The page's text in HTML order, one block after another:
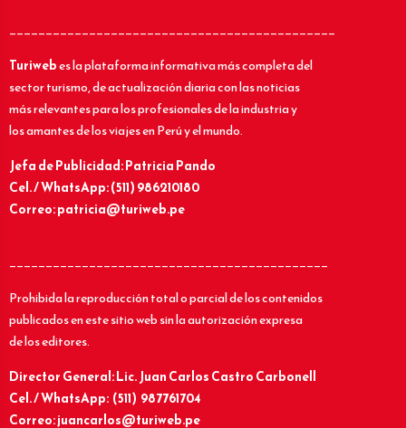
_____________________________________________
Turiwebes la plataforma informativa más completa del
sector turismo, de actualización diaria con las noticias
más relevantes para los profesionales de la industria y
los amantes de los viajes en Perú y el mundo.
Jefa de Publicidad: Patricia Pando
Cel. / WhatsApp: (511) 986210180
Correo: patricia@turiweb.pe
____________________________________________
Prohibida la reproducción total o parcial de los contenidos
publicados en este sitio web sin la autorización expresa
de los editores.
Director General: Lic.Juan Carlos Castro Carbonell
Cel. / WhatsApp: (511) 987761704
Correo: juancarlos@turiweb.pe